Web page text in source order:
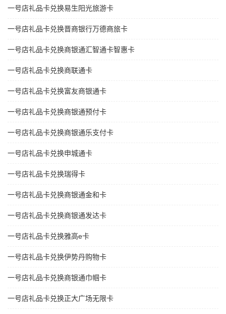
一号店礼品卡兑换易生阳光旅游卡
一号店礼品卡兑换晋商银行万德商旅卡
一号店礼品卡兑换商银通汇智通卡智惠卡
一号店礼品卡兑换商联通卡
一号店礼品卡兑换富友商银通卡
一号店礼品卡兑换商银通预付卡
一号店礼品卡兑换商银通乐支付卡
一号店礼品卡兑换申城通卡
一号店礼品卡兑换瑞得卡
一号店礼品卡兑换商银通金和卡
一号店礼品卡兑换商银通发达卡
一号店礼品卡兑换雅高e卡
一号店礼品卡兑换伊势丹购物卡
一号店礼品卡兑换商银通巾帼卡
一号店礼品卡兑换正大广场无限卡